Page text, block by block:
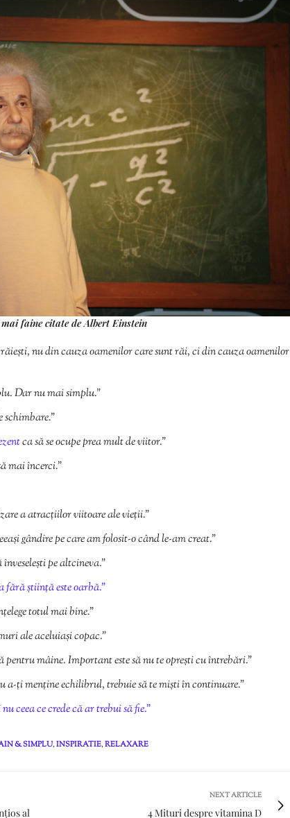
mai faine citate de Albert Einstein
nu din cauza oamenilor care sunt răi, ci din cauza oamenilor
Dar nu mai simplu.”
schimbare.”
ca să se ocupe prea mult de viitor.”
mai încerci.”
a atracțiilor viitoare ale vieții.”
gândire pe care am folosit-o când le-am creat.”
pe altcineva.”
fără știință este oarbă.”
totul mai bine.”
ale aceluiași copac.”
mâine. Important este să nu te oprești cu întrebări.”
a-ți menține echilibrul, trebuie să te miști în continuare.”
ceea ce crede că ar trebui să fie.”
& SIMPLU,INSPIRATIE,RELAXARE
al
NEXT ARTICLE
4 Mituri despre vitamina D